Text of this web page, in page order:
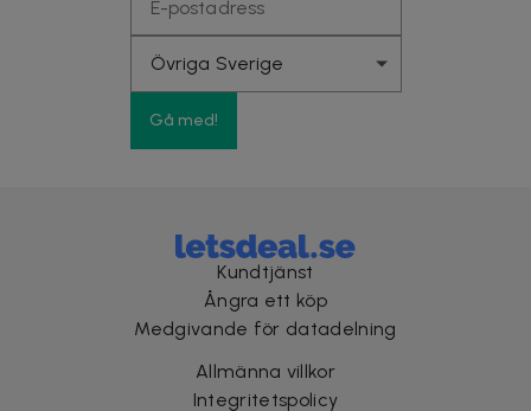
Gå med!
Kundtjänst
Ångra ett köp
Medgivande för datadelning
Allmänna villkor
Integritetspolicy